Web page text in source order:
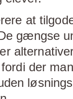
at
gængse
der